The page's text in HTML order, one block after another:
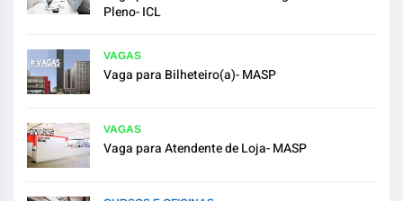
Pleno- ICL
VAGAS
Vaga para Bilheteiro(a)- MASP
VAGAS
Vaga para Atendente de Loja- MASP